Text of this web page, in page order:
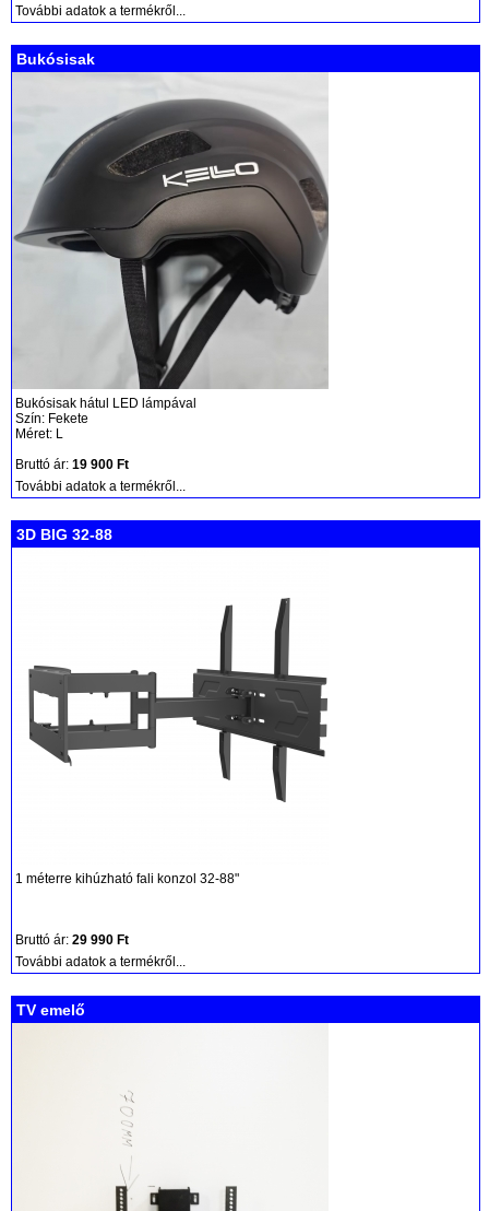
További adatok a termékről...
Bukósisak
Bukósisak hátul LED lámpával
Szín: Fekete
Méret: L
Bruttó ár: 19 900 Ft
További adatok a termékről...
3D BIG 32-88
1 méterre kihúzható fali konzol 32-88"
Bruttó ár: 29 990 Ft
További adatok a termékről...
TV emelő